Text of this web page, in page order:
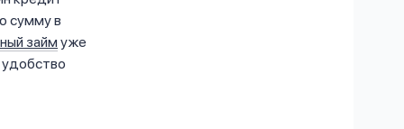
сумму в
займ уже